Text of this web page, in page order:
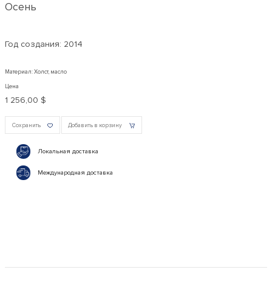
Осень
Год создания: 2014
Материал: Холст, масло
Цена
1 256,00 $
Сохранить Добавить в корзину
Локальная доставка
Международная доставка